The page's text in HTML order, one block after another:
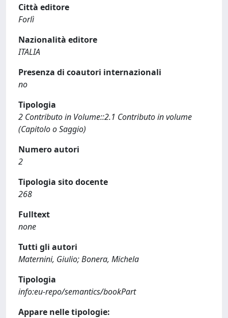
Città editore
Forlì
Nazionalità editore
ITALIA
Presenza di coautori internazionali
no
Tipologia
2 Contributo in Volume::2.1 Contributo in volume
(Capitolo o Saggio)
Numero autori
2
Tipologia sito docente
268
Fulltext
none
Tutti gli autori
Maternini, Giulio; Bonera, Michela
Tipologia
info:eu-repo/semantics/bookPart
Appare nelle tipologie: